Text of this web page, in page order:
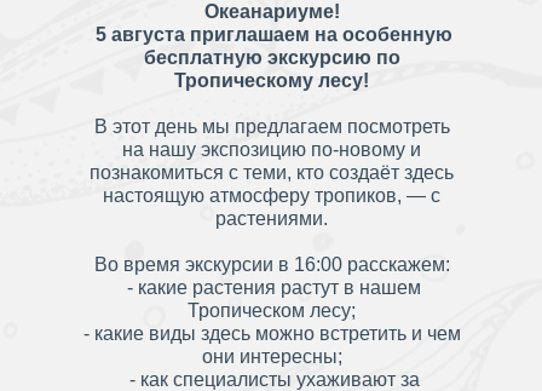
Океанариуме!
5 августа приглашаем на особенную
бесплатную экскурсию по
Тропическому лесу!
В этот день мы предлагаем посмотреть
на нашу экспозицию по-новому и
познакомиться с теми, кто создаёт здесь
настоящую атмосферу тропиков, — с
растениями.
Во время экскурсии в 16:00 расскажем:
- какие растения растут в нашем
Тропическом лесу;
- какие виды здесь можно встретить и чем
они интересны;
- как специалисты ухаживают за